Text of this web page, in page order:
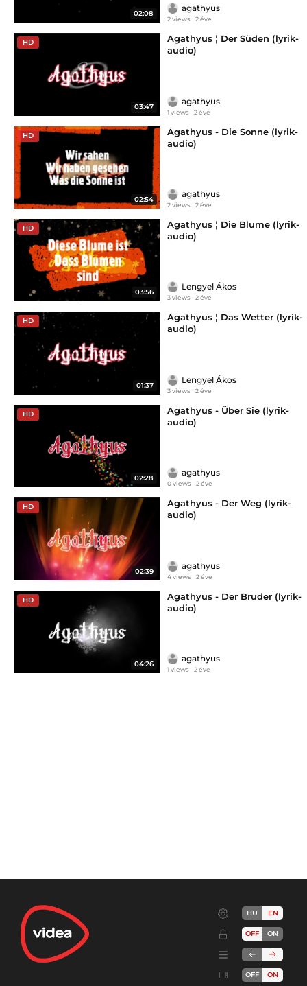
02:08
agathyus
2 views 2 éve
HD
03:47
Agathyus ¦ Der Süden (lyrik-
audio)
agathyus
1 views 2 éve
HD
02:54
Agathyus - Die Sonne (lyrik-
audio)
agathyus
2 views 2 éve
HD
03:56
Agathyus ¦ Die Blume (lyrik-
audio)
Lengyel Ákos
3 views 2 éve
HD
01:37
Agathyus ¦ Das Wetter (lyrik-
audio)
Lengyel Ákos
3 views 2 éve
HD
02:28
Agathyus - Über Sie (lyrik-
audio)
agathyus
0 views 2 éve
HD
02:39
Agathyus - Der Weg (lyrik-
audio)
agathyus
4 views 2 éve
HD
04:26
Agathyus - Der Bruder (lyrik-
audio)
agathyus
1 views 2 éve
HU EN
OFF ON
OFF ON